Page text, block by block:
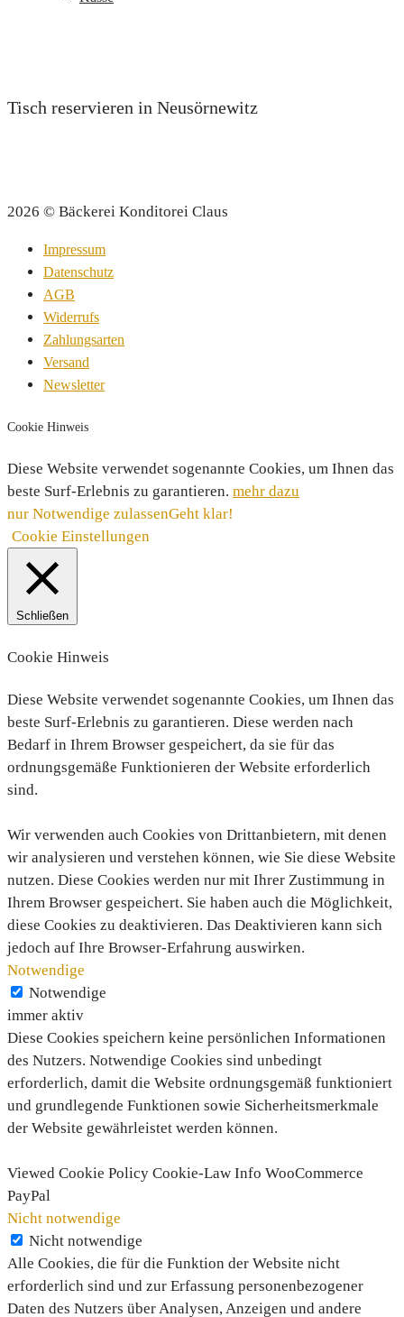
Tisch reservieren in Neusörnewitz
2026 © Bäckerei Konditorei Claus
Impressum
Datenschutz
AGB
Widerrufs
Zahlungsarten
Versand
Newsletter
Cookie Hinweis
Diese Website verwendet sogenannte Cookies, um Ihnen das
beste Surf-Erlebnis zu garantieren. mehr dazu
nur Notwendige zulassenGeht klar!
Cookie Einstellungen
Schließen
Cookie Hinweis
Diese Website verwendet sogenannte Cookies, um Ihnen das
beste Surf-Erlebnis zu garantieren. Diese werden nach
Bedarf in Ihrem Browser gespeichert, da sie für das
ordnungsgemäße Funktionieren der Website erforderlich
sind.
Wir verwenden auch Cookies von Drittanbietern, mit denen
wir analysieren und verstehen können, wie Sie diese Website
nutzen. Diese Cookies werden nur mit Ihrer Zustimmung in
Ihrem Browser gespeichert. Sie haben auch die Möglichkeit,
diese Cookies zu deaktivieren. Das Deaktivieren kann sich
jedoch auf Ihre Browser-Erfahrung auswirken.
Notwendige
Notwendige
immer aktiv
Diese Cookies speichern keine persönlichen Informationen
des Nutzers. Notwendige Cookies sind unbedingt
erforderlich, damit die Website ordnungsgemäß funktioniert
und grundlegende Funktionen sowie Sicherheitsmerkmale
der Website gewährleistet werden können.
Viewed Cookie Policy Cookie-Law Info WooCommerce
PayPal
Nicht notwendige
Nicht notwendige
Alle Cookies, die für die Funktion der Website nicht
erforderlich sind und zur Erfassung personenbezogener
Daten des Nutzers über Analysen, Anzeigen und andere